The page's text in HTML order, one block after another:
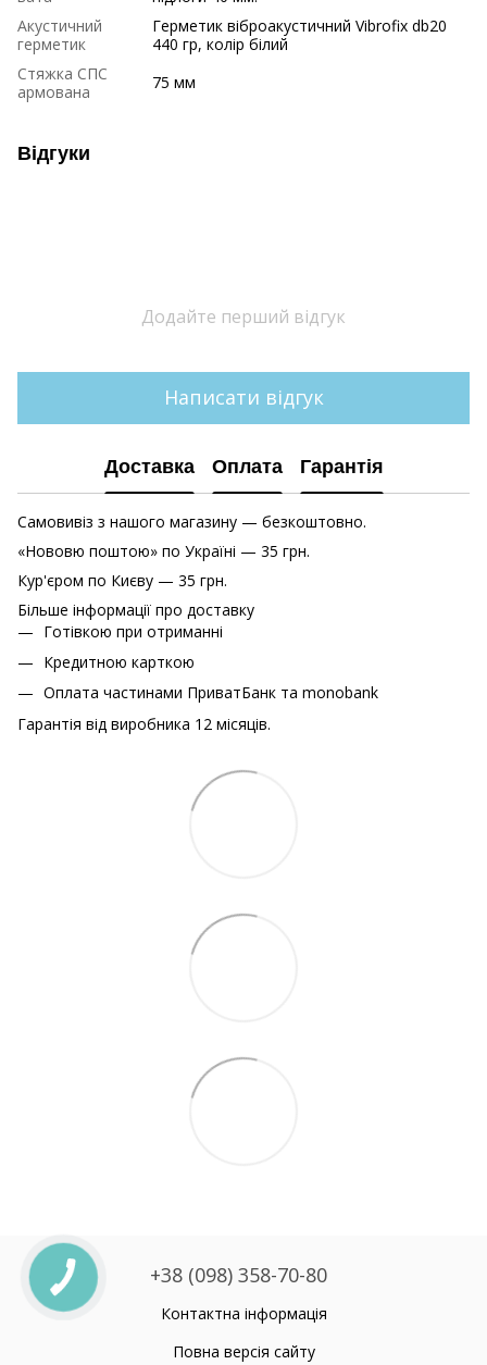
Акустичний
герметик
Герметик віброакустичний Vibrofix db20
440 гр, колір білий
Стяжка СПС
армована
75 мм
Відгуки
Додайте перший відгук
Написати відгук
Доставка Оплата Гарантія
Самовивіз з нашого магазину — безкоштовно.
«Нововю поштою» по Україні — 35 грн.
Кур'єром по Києву — 35 грн.
Більше інформації про доставку
Готівкою при отриманні
Кредитною карткою
Оплата частинами ПриватБанк та monobank
Гарантія від виробника 12 місяців.
+38 (098) 358-70-80
Контактна інформація
Повна версія сайту